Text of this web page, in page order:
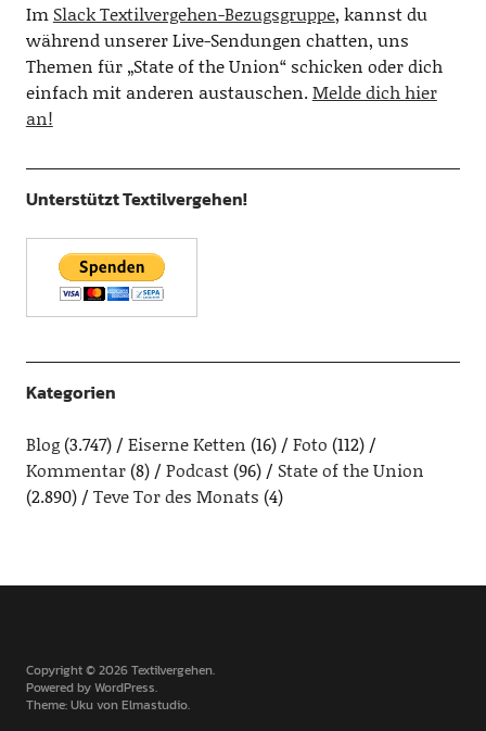
Im Slack Textilvergehen-Bezugsgruppe, kannst du
während unserer Live-Sendungen chatten, uns
Themen für „State of the Union“ schicken oder dich
einfach mit anderen austauschen.Melde dich hier
an!
Unterstützt Textilvergehen!
Kategorien
Blog(3.747) Eiserne Ketten (16) Foto (112)
Kommentar(8) Podcast(96)
State of the Union
(2.890)
Teve Tor des Monats (4)
Copyright © 2026 Textilvergehen
Powered byWordPress
Theme: Uku vonElmastudio